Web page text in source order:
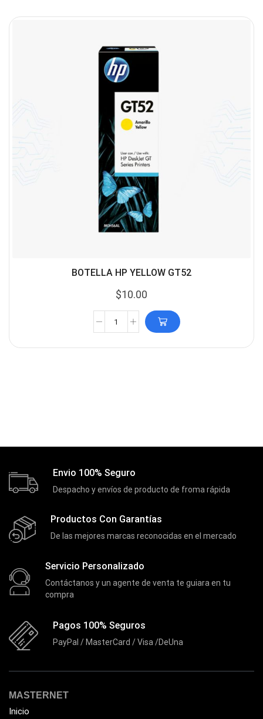
BOTELLA HP YELLOW GT52
$10.00
Envio 100% Seguro
Despacho y envíos de producto de froma rápida
Productos Con Garantías
De las mejores marcas reconocidas en el mercado
Servicio Personalizado
Contáctanos y un agente de venta te guiara en tu
compra
Pagos 100% Seguros
PayPal / MasterCard / Visa /DeUna
MASTERNET
Inicio